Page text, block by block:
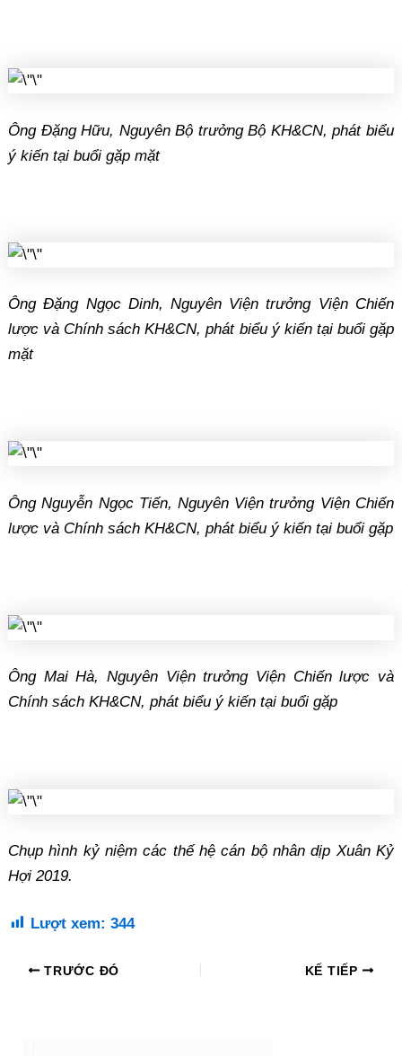
Ông Đặng Hữu, Nguyên Bộ trưởng Bộ KH&CN, phát biểu
ý kiến tại buổi gặp mặt
Ông Đặng Ngọc Dinh, Nguyên Viện trưởng Viện Chiến
lược và Chính sách KH&CN, phát biểu ý kiến tại buổi gặp
mặt
Ông Nguyễn Ngọc Tiến, Nguyên Viện trưởng Viện Chiến
lược và Chính sách KH&CN, phát biểu ý kiến tại buổi gặp
Ông Mai Hà, Nguyên Viện trưởng Viện Chiến lược và
Chính sách KH&CN, phát biểu ý kiến tại buổi gặp
Chụp hình kỷ niệm các thế hệ cán bộ nhân dịp Xuân Kỷ
Hợi 2019.
Lượt xem: 344
TRƯỚC ĐÓ KẾ TIẾP